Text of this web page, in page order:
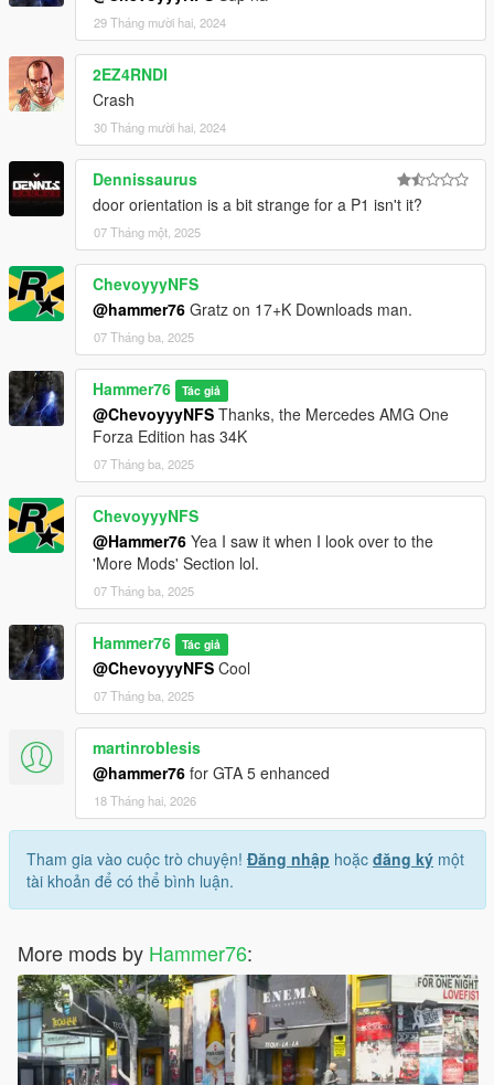
29 Tháng mười hai, 2024
2EZ4RNDI
Crash
30 Tháng mười hai, 2024
Dennissaurus
door orientation is a bit strange for a P1 isn't it?
07 Tháng một, 2025
ChevoyyyNFS
@hammer76 Gratz on 17+K Downloads man.
07 Tháng ba, 2025
Hammer76 Tác giả
@ChevoyyyNFS Thanks, the Mercedes AMG One
Forza Edition has 34K
07 Tháng ba, 2025
ChevoyyyNFS
@Hammer76 Yea I saw it when I look over to the
'More Mods' Section lol.
07 Tháng ba, 2025
Hammer76 Tác giả
@ChevoyyyNFS Cool
07 Tháng ba, 2025
martinroblesis
@hammer76 for GTA 5 enhanced
18 Tháng hai, 2026
Tham gia vào cuộc trò chuyện! Đăng nhập hoặc đăng ký một
tài khoản để có thể bình luận.
More mods by Hammer76: